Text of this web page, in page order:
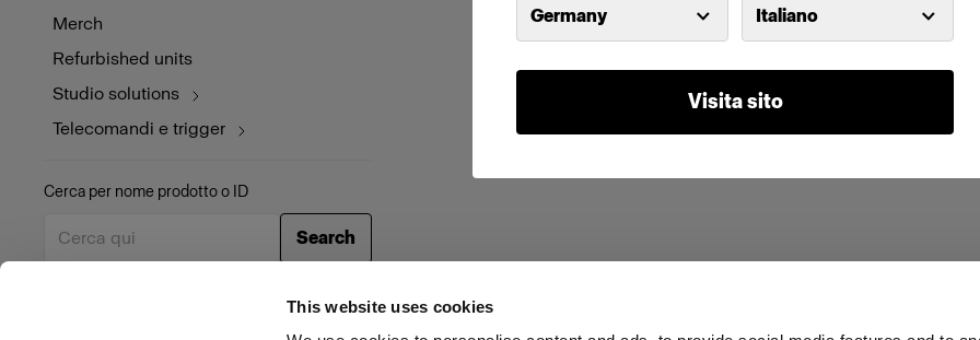
This website uses cookies
Germany Italiano
Visita sito
Merch
Refurbished units
Studio solutions
Telecomandi e trigger
Cerca per nome prodotto o ID
Search